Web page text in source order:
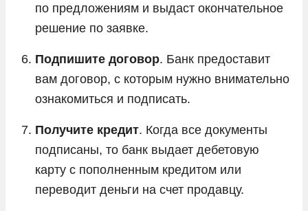
по предложениям и выдаст окончательное
решение по заявке.
Подпишите договор. Банк предоставит
вам договор, с которым нужно внимательно
ознакомиться и подписать.
Получите кредит. Когда все документы
подписаны, то банк выдает дебетовую
карту с пополненным кредитом или
переводит деньги на счет продавцу.